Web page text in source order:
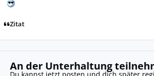
Zitat
An der Unterhaltung
Du kannst jetzt posten und dich später